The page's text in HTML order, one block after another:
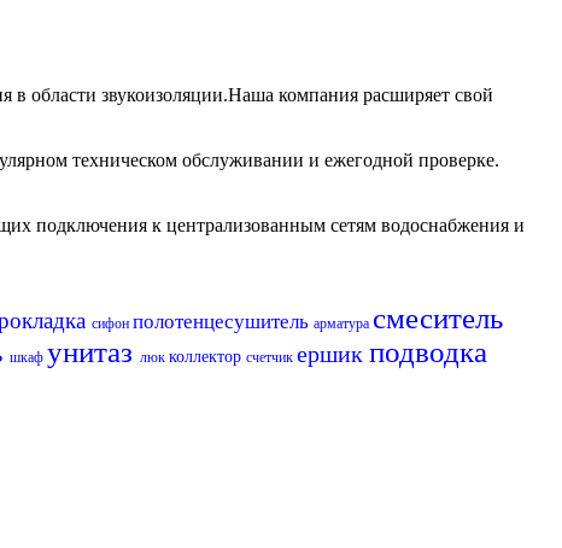
области звукоизоляции.Наша компания расширяет свой
техническом обслуживании и ежегодной проверке.
подключения к централизованным сетям водоснабжения и
сифон полотенцесушитель арматура смеситель
шкаф унитаз люк коллектор счетчик ершик подводка